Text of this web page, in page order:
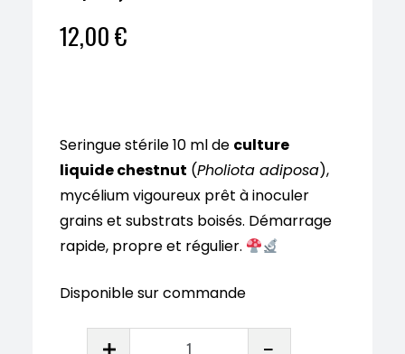
12,00€
Seringue stérile 10 ml de culture
liquide chestnut (Pholiota adiposa),
mycélium vigoureux prêt à inoculer
grains et substrats boisés. Démarrage
rapide, propre et régulier.
Disponible sur commande